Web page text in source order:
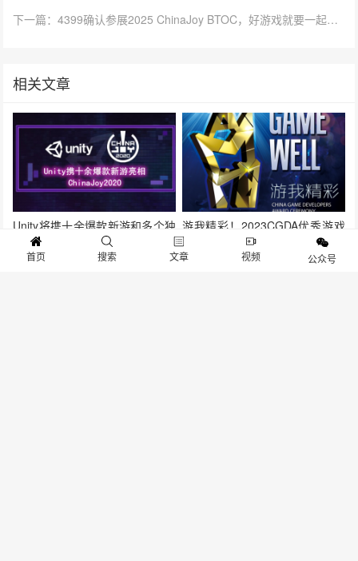
下一篇：4399确认参展2025 ChinaJoy BTOC，好游戏就要一起玩！
相关文章
Unity将携十余爆款新游和多个独
立游戏亮相2020ChinaJoy
游我精彩！2023CGDA优秀游戏
制作人大赛火热报名中！
首页 搜索 文章 视频 公众号